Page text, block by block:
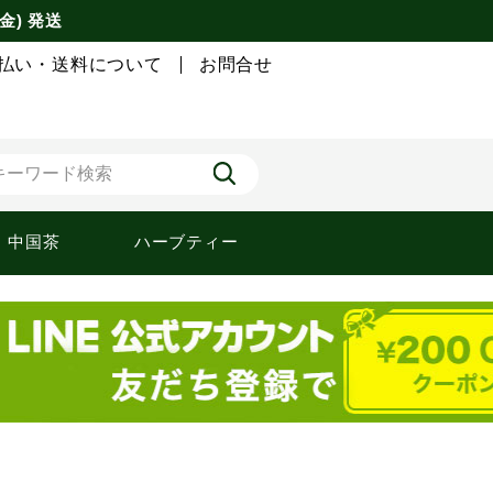
) 発送
い・送料について お問合せ
中国茶 ハーブティー